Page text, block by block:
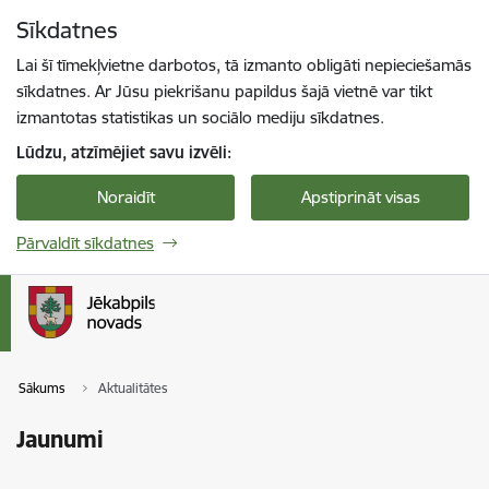
Sīkdatnes
Lai šī tīmekļvietne darbotos, tā izmanto obligāti nepieciešamās
sīkdatnes. Ar Jūsu piekrišanu papildus šajā vietnē var tikt
izmantotas statistikas un sociālo mediju sīkdatnes.
Lūdzu, atzīmējiet savu izvēli:
Noraidīt Apstiprināt visas
Pārvaldīt sīkdatnes
Sākums Aktualitātes
Jaunumi